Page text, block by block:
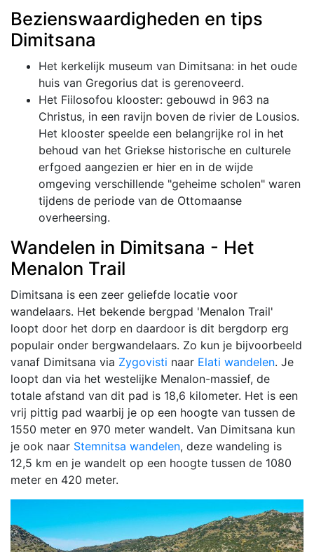
Bezienswaardigheden en tips
Dimitsana
Het kerkelijk museum van Dimitsana: in het oude
huis van Gregorius dat is gerenoveerd.
Het Fiilosofou klooster: gebouwd in 963 na
Christus, in een ravijn boven de rivier de Lousios.
Het klooster speelde een belangrijke rol in het
behoud van het Griekse historische en culturele
erfgoed aangezien er hier en in de wijde
omgeving verschillende "geheime scholen" waren
tijdens de periode van de Ottomaanse
overheersing.
Wandelen in Dimitsana - Het
Menalon Trail
Dimitsana is een zeer geliefde locatie voor
wandelaars. Het bekende bergpad 'Menalon Trail'
loopt door het dorp en daardoor is dit bergdorp erg
populair onder bergwandelaars. Zo kun je bijvoorbeeld
vanaf Dimitsana via Zygovisti naar Elati wandelen. Je
loopt dan via het westelijke Menalon-massief, de
totale afstand van dit pad is 18,6 kilometer. Het is een
vrij pittig pad waarbij je op een hoogte van tussen de
1550 meter en 970 meter wandelt. Van Dimitsana kun
je ook naar Stemnitsa wandelen, deze wandeling is
12,5 km en je wandelt op een hoogte tussen de 1080
meter en 420 meter.